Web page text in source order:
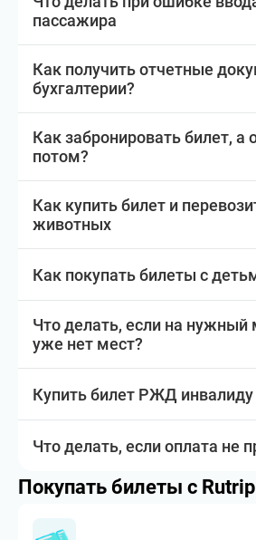
пассажира
Как получить отчетные
бухгалтерии?
Как забронировать билет, а
потом?
Как купить билет и
животных
Как покупать билеты с
Что делать, если на нужный
уже нет мест?
Купить билет РЖД инвалиду
Что делать, если оплата не
Покупать билеты с